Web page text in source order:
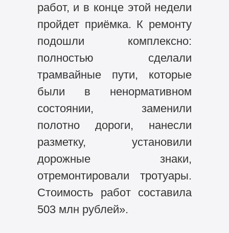
работ, и в конце этой недели
пройдет приёмка. К ремонту
подошли комплексно:
полностью сделали
трамвайные пути, которые
были в ненормативном
состоянии, заменили
полотно дороги, нанесли
разметку, установили
дорожные знаки,
отремонтировали тротуары.
Стоимость работ составила
503 млн рублей».